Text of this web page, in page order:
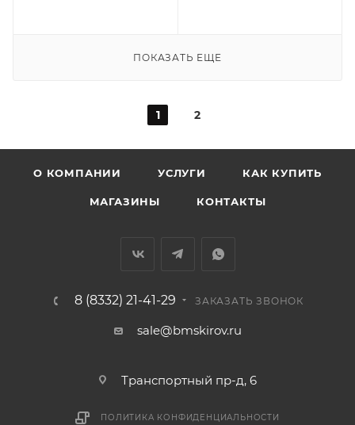
ПОКАЗАТЬ ЕЩЕ
1 2
О КОМПАНИИ УСЛУГИ КАК КУПИТЬ
МАГАЗИНЫ КОНТАКТЫ
8 (8332) 21-41-29 ЗАКАЗАТЬ ЗВОНОК
sale@bmskirov.ru
Транспортный пр-д, 6
ПОЛИТИКА КОНФИДЕНЦИАЛЬНОСТИ